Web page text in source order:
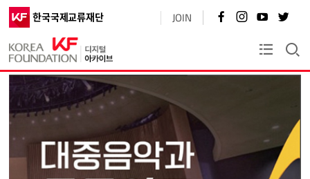
한국국제교류재단 JOIN 페
이
로
인
스
바
유
튜
브
바
가
트
터
바
로
가
KF플러스